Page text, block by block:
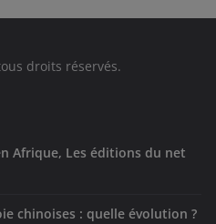
droits réservés.
Afrique, Les éditions du net
chinoises : quelle évolution ?